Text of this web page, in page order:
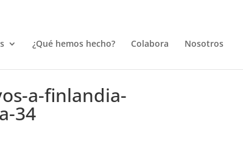
¿Qué hemos hecho? Colabora Nosotros
a-finlandia-
34